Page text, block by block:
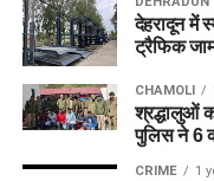
देहरादून में
ट्रैफिक
CHAMOLI
श्रद्धालुओं
पुलिस ने 6
CRIME 1